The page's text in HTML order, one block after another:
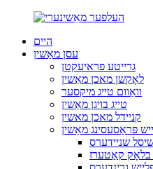
היים
עסן מאַשין
גרייטע פראיעקטן
לאָקשן מאכן מאַשין
וואַוום טייג מיקסער
טייג בויגן מאַשין
קניידל מאכן מאשין
פּראַסעסינג מאַשין
שניידערס
בלאָק קאַטערז